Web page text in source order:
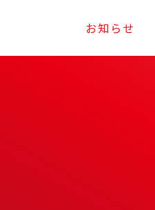
お知らせ